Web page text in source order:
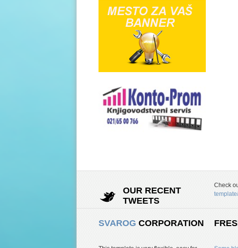
OUR RECENT
TWEETS
Check
SVAROG CORPORATION